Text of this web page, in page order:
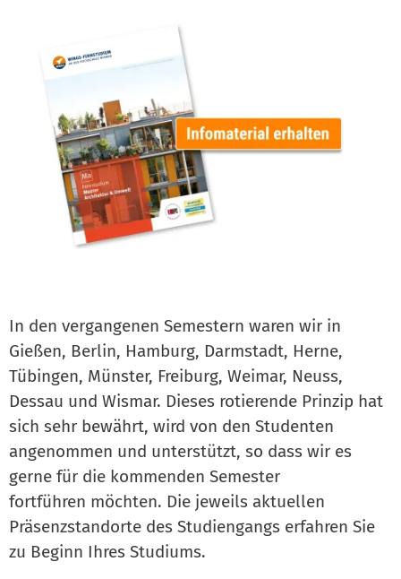
In den vergangenen Semestern waren wir in
Gießen, Berlin, Hamburg, Darmstadt, Herne,
­Tübingen, Münster, Freiburg, Weimar, Neuss,
Dessau und Wismar. Dieses rotierende Prinzip hat
sich sehr bewährt, wird von den Studenten
angenommen und ­unterstützt, so dass wir es
gerne für die kommenden Semester
fortführen­ möchten.­ Die jeweils aktuellen
Präsenzstandorte des Studiengangs erfahren Sie
zu Beginn Ihres Studiums.